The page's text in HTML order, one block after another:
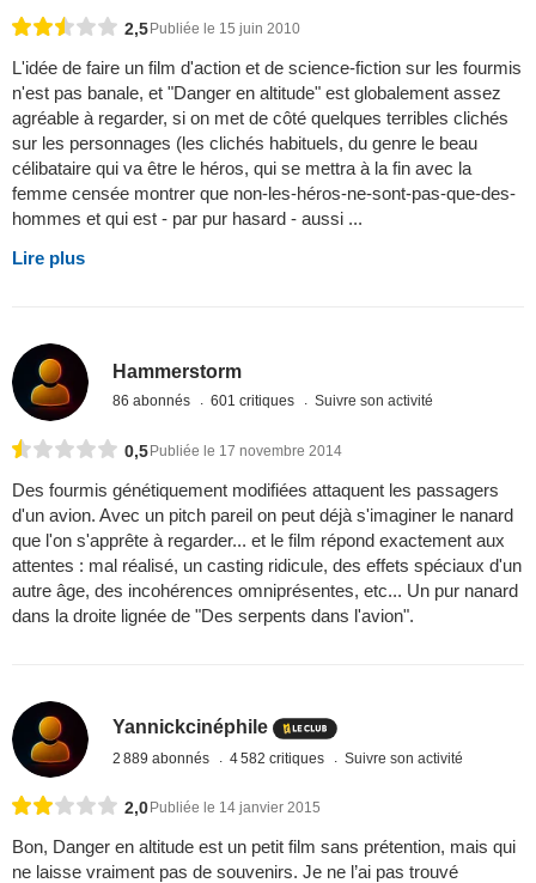
2,5 Publiée le 15 juin 2010
L'idée de faire un film d'action et de science-fiction sur les fourmis
n'est pas banale, et "Danger en altitude" est globalement assez
agréable à regarder, si on met de côté quelques terribles clichés
sur les personnages (les clichés habituels, du genre le beau
célibataire qui va être le héros, qui se mettra à la fin avec la
femme censée montrer que non-les-héros-ne-sont-pas-que-des-
hommes et qui est - par pur hasard - aussi ...
Lire plus
Hammerstorm
86 abonnés 601 critiques Suivre son activité
0,5Publiée le 17 novembre 2014
Des fourmis génétiquement modifiées attaquent les passagers
d'un avion. Avec un pitch pareil on peut déjà s'imaginer le nanard
que l'on s'apprête à regarder... et le film répond exactement aux
attentes : mal réalisé, un casting ridicule, des effets spéciaux d'un
autre âge, des incohérences omniprésentes, etc... Un pur nanard
dans la droite lignée de "Des serpents dans l'avion".
Yannickcinéphile
2 889 abonnés 4 582 critiques Suivre son activité
2,0Publiée le 14 janvier 2015
Bon, Danger en altitude est un petit film sans prétention, mais qui
ne laisse vraiment pas de souvenirs. Je ne l’ai pas trouvé